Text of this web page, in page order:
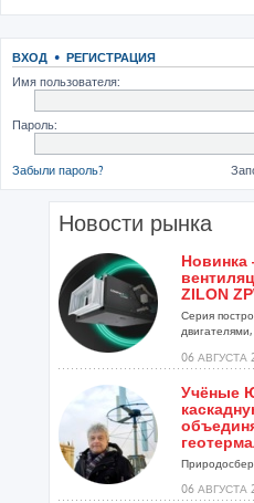
ВХОД • РЕГИСТРАЦИЯ
Имя пользователя:
Пароль:
Забыли пароль?
Новости рынка
Новинка
ZILON
Серия
двигателями,
06 АВГУСТА
Учёные
06 АВГУСТА